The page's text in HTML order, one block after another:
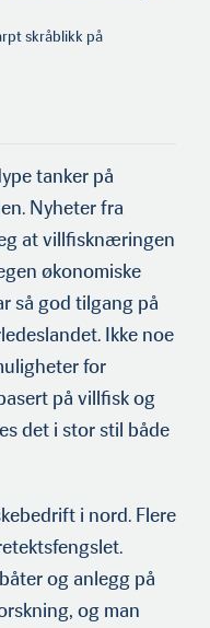
skråblikk på
tanker på
Nyheter fra
at villfisknæringen
økonomiske
så god tilgang på
Ikke noe
for
på villfisk og
det i stor stil både
i nord. Flere
og anlegg på
og man